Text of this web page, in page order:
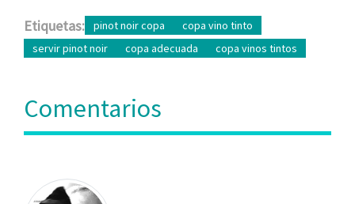
Etiquetas: pinot noir copa
copa vino tinto
servir pinot noir
copa adecuada copa vinos tintos
Comentarios